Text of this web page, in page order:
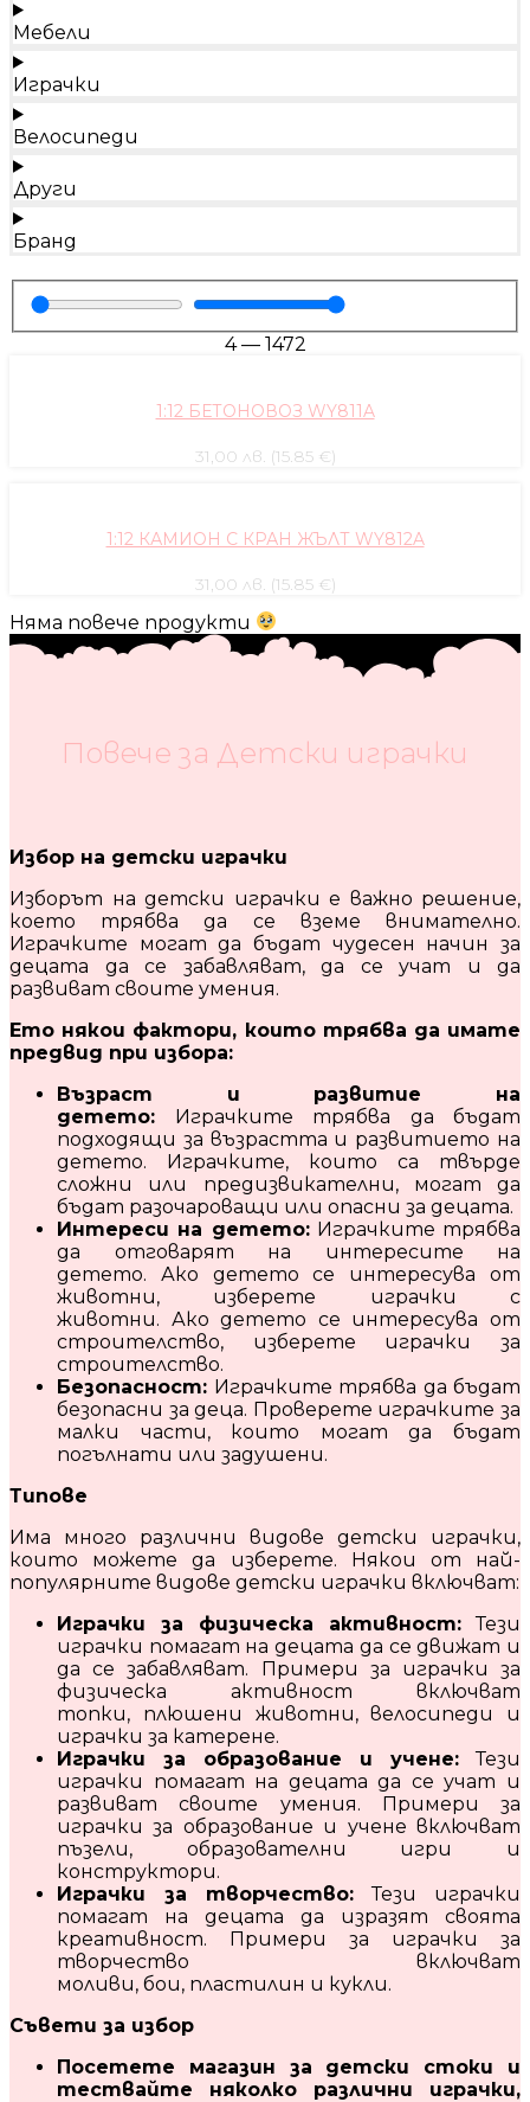
Мебели
Играчки
Велосипеди
Други
Бранд
4— 1472
1:12 БЕТОНОВОЗ WY811A
31,00 лв. (15.85 €)
1:12 КАМИОН С КРАН ЖЪЛТ WY812A
31,00 лв. (15.85 €)
Няма повече продукти
Повече за Детски играчки
Избор на детски играчки
Изборът на детски играчки е важно решение,
което трябва да се вземе внимателно.
Играчките могат да бъдат чудесен начин за
децата да се забавляват, да се учат и да
развиват своите умения.
Ето някои фактори, които трябва да имате
предвид при избора:
Възраст и развитие на
детето: Играчките трябва да бъдат
подходящи за възрастта и развитието на
детето. Играчките, които са твърде
сложни или предизвикателни, могат да
бъдат разочароващи или опасни за децата.
Интереси на детето:Играчките трябва
да отговарят на интересите на
детето. Ако детето се интересува от
животни, изберете играчки с
животни. Ако детето се интересува от
строителство, изберете играчки за
строителство.
Безопасност: Играчките трябва да бъдат
безопасни за деца. Проверете играчките за
малки части, които могат да бъдат
погълнати или задушени.
Типове
Има много различни видове детски играчки,
които можете да изберете. Някои от най-
популярните видове детски играчки включват:
Играчки за физическа активност: Тези
играчки помагат на децата да се движат и
да се забавляват. Примери за играчки за
физическа активност включват
топки, плюшени животни, велосипеди и
играчки за катерене.
Играчки за образование и учене: Тези
играчки помагат на децата да се учат и
развиват своите умения. Примери за
играчки за образование и учене включват
пъзели, образователни игри и
конструктори.
Играчки за творчество: Тези играчки
помагат на децата да изразят своята
креативност. Примери за играчки за
творчество включват
моливи, бои, пластилин и кукли.
Съвети за избор
Посетете магазин за детски стоки и
тествайте няколко различни играчки,